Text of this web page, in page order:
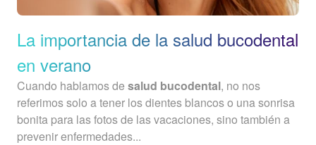
La importancia de la salud bucodental
en verano
Cuando hablamos de salud bucodental, no nos
referimos solo a tener los dientes blancos o una sonrisa
bonita para las fotos de las vacaciones, sino también a
prevenir enfermedades...